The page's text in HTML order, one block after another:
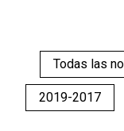
Todas las
2019-2017